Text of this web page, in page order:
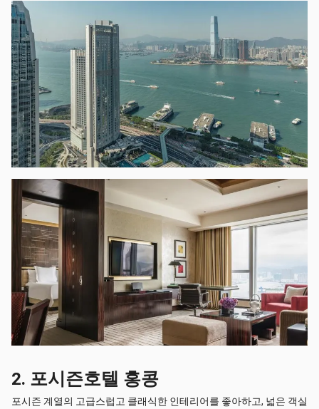
2. 포시즌호텔 홍콩
포시즌 계열의 고급스럽고 클래식한 인테리어를 좋아하고, 넓은 객실